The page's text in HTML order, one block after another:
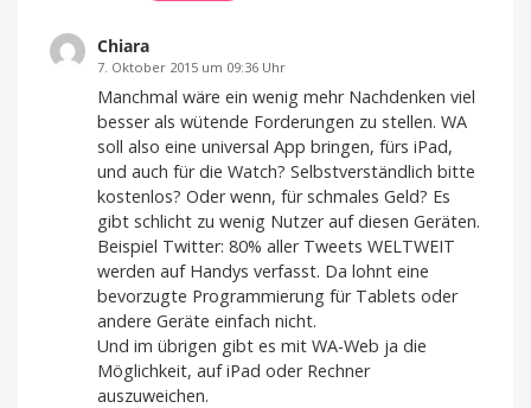
Chiara
7. Oktober 2015 um 09:36 Uhr
Manchmal wäre ein wenig mehr Nachdenken viel
besser als wütende Forderungen zu stellen. WA
soll also eine universal App bringen, fürs iPad,
und auch für die Watch? Selbstverständlich bitte
kostenlos? Oder wenn, für schmales Geld? Es
gibt schlicht zu wenig Nutzer auf diesen Geräten.
Beispiel Twitter: 80% aller Tweets WELTWEIT
werden auf Handys verfasst. Da lohnt eine
bevorzugte Programmierung für Tablets oder
andere Geräte einfach nicht.
Und im übrigen gibt es mit WA-Web ja die
Möglichkeit, auf iPad oder Rechner
auszuweichen.